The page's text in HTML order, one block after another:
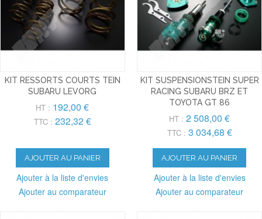
KIT RESSORTS COURTS TEIN
SUBARU LEVORG
HT : 192,00 €
TTC : 232,32 €
AJOUTER AU PANIER
Ajouter à la liste d'envies
Ajouter au comparateur
KIT SUSPENSIONSTEIN SUPER
RACING SUBARU BRZ ET
TOYOTA GT 86
HT : 2 508,00 €
TTC : 3 034,68 €
AJOUTER AU PANIER
Ajouter à la liste d'envies
Ajouter au comparateur